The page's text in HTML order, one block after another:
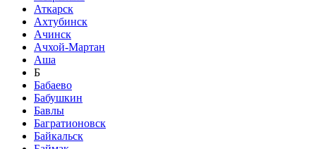
Аткарск
Ахтубинск
Ачинск
Ачхой-Мартан
Аша
Б
Бабаево
Бабушкин
Бавлы
Багратионовск
Байкальск